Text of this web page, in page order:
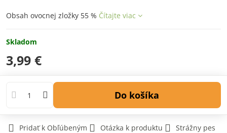
Obsah ovocnej zložky 55 % Čítajte viac
Skladom
3,99 €
Do košíka
Pridať k Obľúbeným Otázka k produktu Strážny pes